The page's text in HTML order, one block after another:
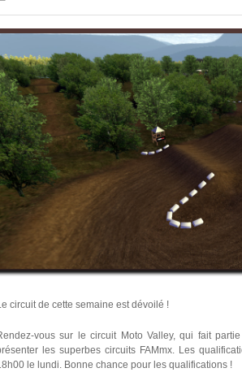
circuit de cette semaine est dévoilé !
vous sur le circuit Moto Valley, qui fait
les superbes circuits FAMmx. Les
le lundi. Bonne chance pour les qualifications !